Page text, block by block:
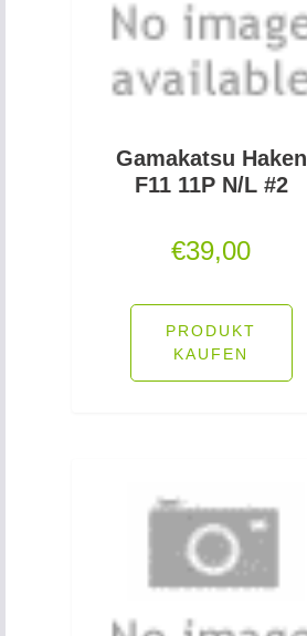
Gamakatsu Haken
F11 11P N/L #2
€39,00
PRODUKT
KAUFEN